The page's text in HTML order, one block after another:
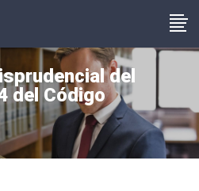
del
del Código